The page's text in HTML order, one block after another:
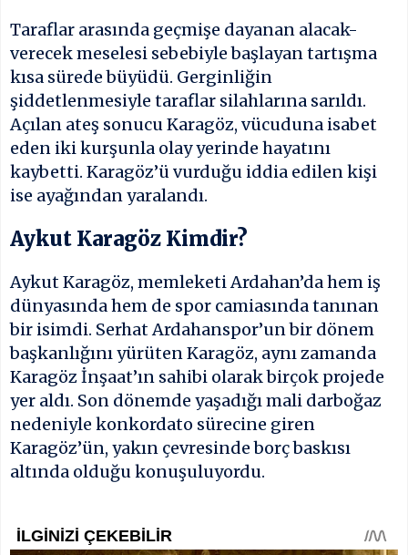
Taraflar arasında geçmişe dayanan alacak-
verecek meselesi sebebiyle başlayan tartışma
kısa sürede büyüdü. Gerginliğin
şiddetlenmesiyle taraflar silahlarına sarıldı.
Açılan ateş sonucu Karagöz, vücuduna isabet
eden iki kurşunla olay yerinde hayatını
kaybetti. Karagöz’ü vurduğu iddia edilen kişi
ise ayağından yaralandı.
Aykut Karagöz Kimdir?
Aykut Karagöz, memleketi Ardahan’da hem iş
dünyasında hem de spor camiasında tanınan
bir isimdi. Serhat Ardahanspor’un bir dönem
başkanlığını yürüten Karagöz, aynı zamanda
Karagöz İnşaat’ın sahibi olarak birçok projede
yer aldı. Son dönemde yaşadığı mali darboğaz
nedeniyle konkordato sürecine giren
Karagöz’ün, yakın çevresinde borç baskısı
altında olduğu konuşuluyordu.